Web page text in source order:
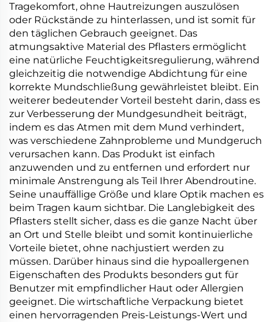
Tragekomfort, ohne Hautreizungen auszulösen
oder Rückstände zu hinterlassen, und ist somit für
den täglichen Gebrauch geeignet. Das
atmungsaktive Material des Pflasters ermöglicht
eine natürliche Feuchtigkeitsregulierung, während
gleichzeitig die notwendige Abdichtung für eine
korrekte Mundschließung gewährleistet bleibt. Ein
weiterer bedeutender Vorteil besteht darin, dass es
zur Verbesserung der Mundgesundheit beiträgt,
indem es das Atmen mit dem Mund verhindert,
was verschiedene Zahnprobleme und Mundgeruch
verursachen kann. Das Produkt ist einfach
anzuwenden und zu entfernen und erfordert nur
minimale Anstrengung als Teil Ihrer Abendroutine.
Seine unauffällige Größe und klare Optik machen es
beim Tragen kaum sichtbar. Die Langlebigkeit des
Pflasters stellt sicher, dass es die ganze Nacht über
an Ort und Stelle bleibt und somit kontinuierliche
Vorteile bietet, ohne nachjustiert werden zu
müssen. Darüber hinaus sind die hypoallergenen
Eigenschaften des Produkts besonders gut für
Benutzer mit empfindlicher Haut oder Allergien
geeignet. Die wirtschaftliche Verpackung bietet
einen hervorragenden Preis-Leistungs-Wert und